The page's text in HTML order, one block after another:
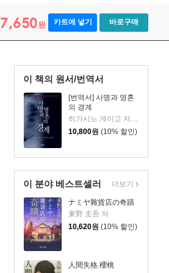
7,650원 카트에 넣기 바로구매
이 책의 원서/번역서
[번역서] 사명과 영혼
의 경계
히가시노 게이고 저/오근영 역
10,800원 (10% 할인)
이 분야 베스트셀러
ナミヤ雜貨店の奇蹟
東野 圭吾 저
10,620원 (10% 할인)
人間失格.櫻桃
더보기